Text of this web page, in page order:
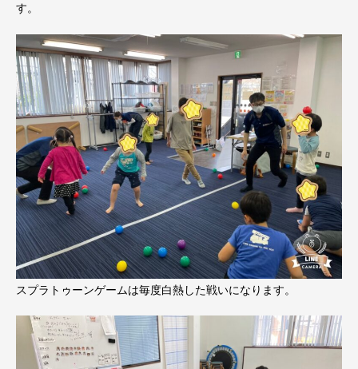
す。
スプラトゥーンゲームは毎度白熱した戦いになります。